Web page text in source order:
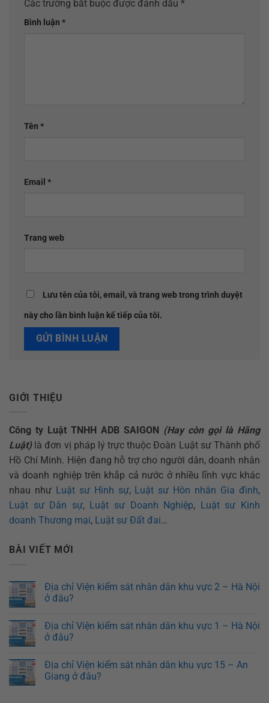
Các trường bắt buộc được đánh dấu *
Bình luận *
Tên *
Email *
Trang web
Lưu tên của tôi, email, và trang web trong trình duyệt
này cho lần bình luận kế tiếp của tôi.
GIỚI THIỆU
Công ty Luật TNHH ADB SAIGON
(Hay còn gọi là Hãng
Luật) là đơn vị pháp lý trực thuộc Đoàn Luật sư Thành phố
Hồ Chí Minh. Hiện đang hỗ trợ cho người dân, doanh nhân
và doanh nghiệp trên khắp cả nước ở nhiều lĩnh vực khác
nhau như Luật sư Hình sự, Luật sư Hôn nhân Gia đình,
Luật sư Dân sự, Luật sư Doanh Nghiệp,
Luật sư Kinh
doanh Thương mại, Luật sư Đất đai…
BÀI VIẾT MỚI
Địa chỉ Viện kiểm sát nhân dân khu vực 2 – Hà Nội
ở đâu?
Địa chỉ Viện kiểm sát nhân dân khu vực 1 – Hà Nội
ở đâu?
Địa chỉ Viện kiểm sát nhân dân khu vực 15 – An
Giang ở đâu?